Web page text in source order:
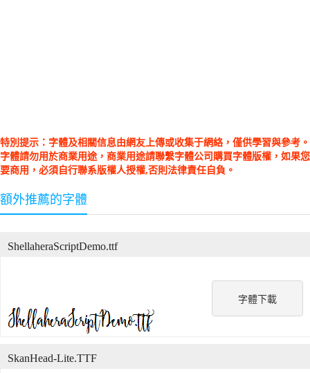
特別提示：字體及相關信息由網友上傳或收集于網絡，僅供學習與參考。
字體請勿用於商業用途，商業用途請聯繫字體公司購買字體版權，如果您
要商用，必須自行聯系版權人授權,否則法律責任自負。
額外推薦的字體
字體下載
ShellaheraScriptDemo.ttf
SkanHead-Lite.TTF